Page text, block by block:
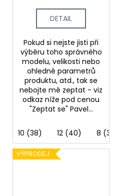
DETAIL
Pokud si nejste jisti při
výběru toho správného
modelu, velikosti nebo
ohledně parametrů
produktu, atd., tak se
nebojte mě zeptat - viz
odkaz níže pod cenou
"Zeptat se" Pavel...
10 (38) 12 (40) 8 (36)
VÝPRODEJ